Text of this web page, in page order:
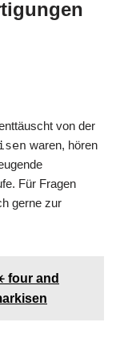
von der
waren, hören
Für Fragen
gerne zur
four and